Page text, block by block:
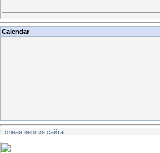
Calendar
Полная версия сайта